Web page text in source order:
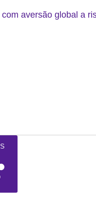
aversão global a